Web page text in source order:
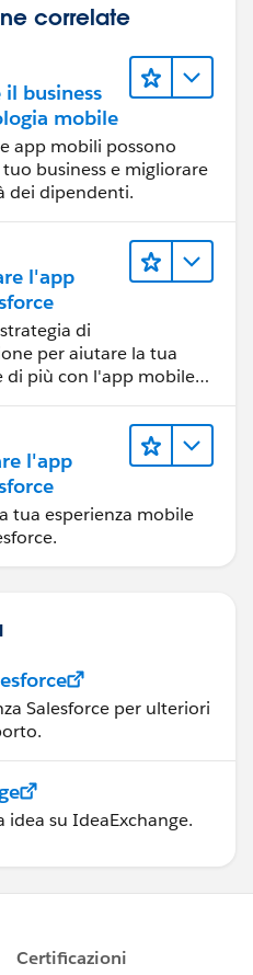
correlate
il business
mobile
app mobili possono
business e migliorare
dei dipendenti.
l'app
di
per aiutare la tua
di più con l'app mobile
l'app
tua esperienza mobile
Salesforce per ulteriori
idea su IdeaExchange.